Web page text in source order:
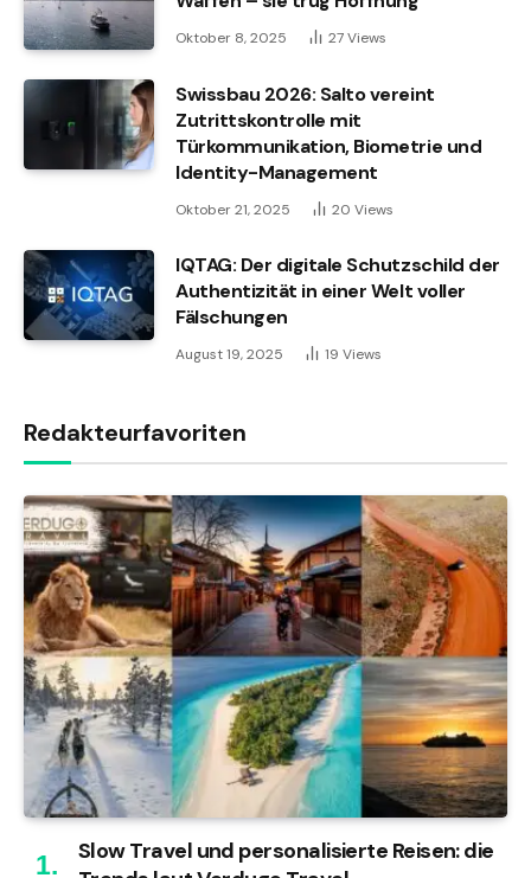
Oktober 8, 2025 27Views
Swissbau 2026: Salto vereint
Zutrittskontrolle mit
Türkommunikation, Biometrie und
Identity-Management
Oktober 21, 2025 20 Views
IQTAG: Der digitale Schutzschild der
Authentizität in einer Welt voller
Fälschungen
August 19, 2025 19 Views
Redakteurfavoriten
Slow Travel und personalisierte Reisen: die